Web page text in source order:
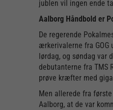
jublen vil ingen ende
Aalborg Håndbold er
De regerende
ærkerivalerne fra GOG
lørdag, og søndag var
debutanterne fra TMS
prøve kræfter med
Men allerede fra
Aalborg, at de var